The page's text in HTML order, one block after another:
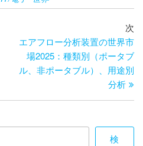
の
投
次
エアフロー分析装置の世界市
場2025：種類別（ポータブ
ル、非ポータブル）、用途別
分析
検